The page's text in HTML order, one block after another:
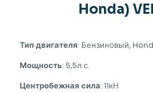
Honda)
Тип двигателя: Бензиновый,
Мощность: 5,5л.с.
Центробежная сила: 11кН